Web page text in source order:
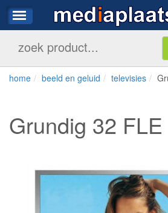
home beeld en geluid televisies
Grundig 32